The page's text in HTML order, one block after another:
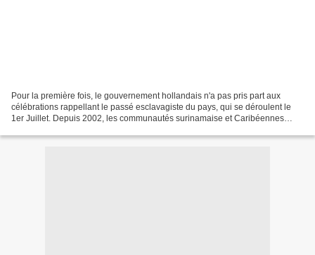
Pour la première fois, le gouvernement hollandais n'a pas pris part aux
célébrations rappellant le passé esclavagiste du pays, qui se déroulent le
1er Juillet. Depuis 2002, les communautés surinamaise et Caribéennes